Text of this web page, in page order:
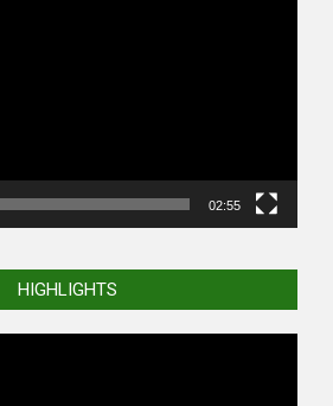
02:55
HIGHLIGHTS